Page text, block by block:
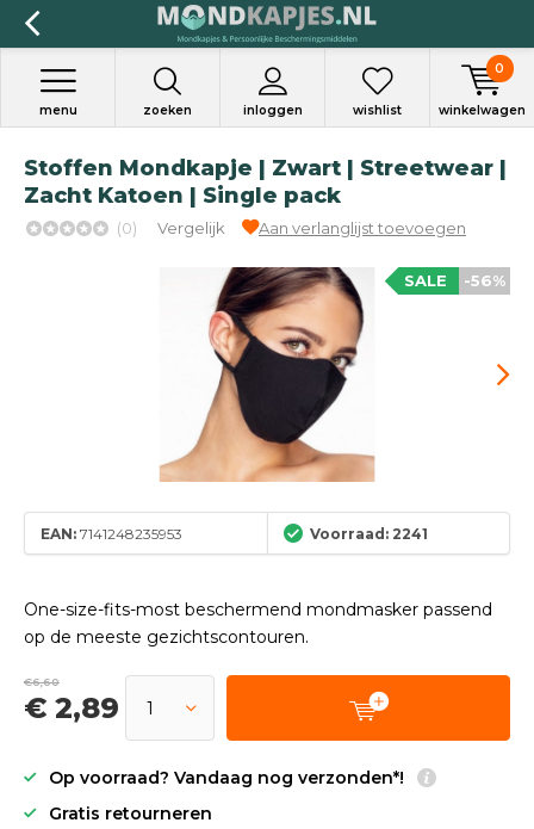
zoeken inloggen
menu wishlist winkelwagen
0
Stoffen Mondkapje | Zwart | Streetwear |
Zacht Katoen | Single pack
(0) Vergelijk Aan verlanglijst toevoegen
-56%
SALE
EAN: 7141248235953 Voorraad: 2241
One-size-fits-most beschermend mondmasker passend
op de meeste gezichtscontouren.
€6,60
€ 2,89
Op voorraad? Vandaag nog verzonden*!
Gratis retourneren